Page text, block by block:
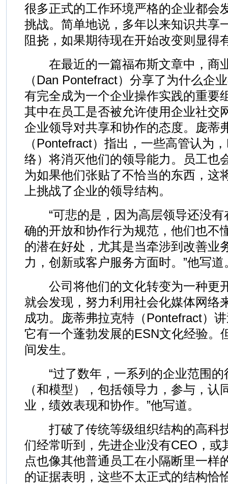
很多正式的工作环境严格的企业都会
挑战。简单地说，多年以来知识共享
阻挠，如果期待现在开始改变则显得
在最近的一篇福布斯文章中，商
（Dan Pontefract）分享了为什么企
有完全成为一个企业操作实践的重要
其中在员工是否被允许使用企业社交
企业领导对共享和协作的态度。庞蒂
（Pontefract）指出，一些高管认为
络）将消灭他们的领导能力。员工也
为如果他们张贴了不恰当的东西，这
上挑战了企业的领导结构。
“可悲的是，因为高层领导还没有
确的开放和协作行为规范，他们也不
的潜在好处，尤其是当牵涉到改善业
力，创新或客户服务方面时。”他写道
公司将他们的文化转变为一种更
就会发现，努力利用社会化媒体网络
成功。庞蒂弗拉克特（Pontefract）
它有一个蓬勃发展的ESN文化经验。
间发生。
“过了数年，一系列的企业范围的
（和模型），包括领导力，参与，认
业，绩效表现和协作。”他写道。
打破了传统等级组织结构的高科
们经常听到，先进企业没有CEO，或
点也像其他普通员工在小隔断里一样
的证据表明，这些不太正式的结构恰